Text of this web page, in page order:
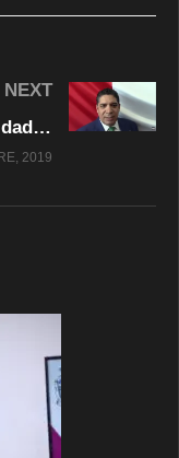
NEXT
La estrategia de seguridad no ha dado resultados demandado por sociedad: Dip Frias
2019